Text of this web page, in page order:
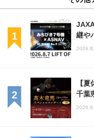
継や
【
千葉